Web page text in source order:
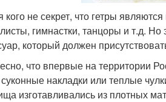
кого не секрет, что гетры
гимнастки, танцоры и т.д.
который должен
что впервые на территории
накладки или теплые
изготавливались из плотных